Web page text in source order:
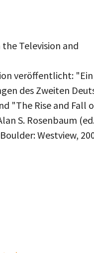
Television and
veröffentlicht: "Ein
des Zweiten
"The Rise and Fall
S. Rosenbaum
Westview,